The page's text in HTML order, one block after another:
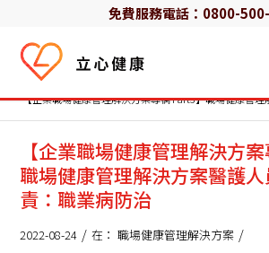
免費服務電話： 0800-
首頁
【企業職場健康管理解決方案專欄 Part3】職場健康管
【企業職場健康管理解決方案
職場健康管理解決方案醫護
責：職業病防治
2022-08-24 / 在：職場健康管理解決方案 /